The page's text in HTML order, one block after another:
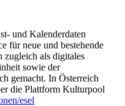
und Kalenderdaten
für neue und bestehende
zugleich als digitales
sowie der
gemacht. In Österreich
die Plattform Kulturpool
esel